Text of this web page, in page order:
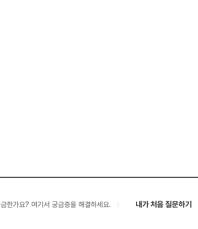
한가요? 여기서 궁금증을 해결하세요. 내가 처음 질문하기